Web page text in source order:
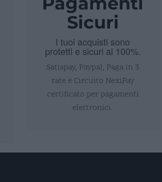
Sicuri
I tuoi acquisti sono
protetti e sicuri al 100%.
Satispay, Paypal, Paga in 3
rate e Circuito NexiPay
certificato per pagamenti
elettronici.